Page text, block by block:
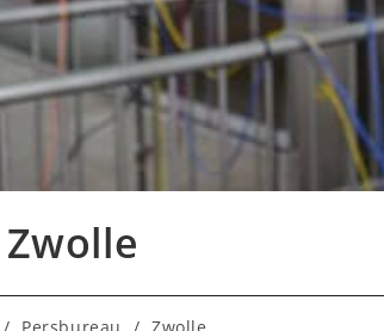
/ Persbureau / Zwolle